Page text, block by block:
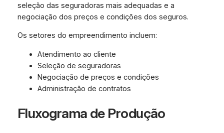
seleção das seguradoras mais adequadas e a
negociação dos preços e condições dos seguros.
Os setores do empreendimento incluem:
Atendimento ao cliente
Seleção de seguradoras
Negociação de preços e condições
Administração de contratos
Fluxograma de Produção